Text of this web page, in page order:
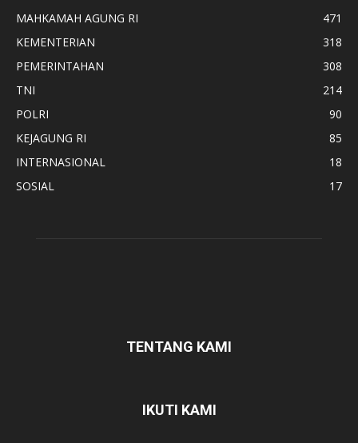
MAHKAMAH AGUNG RI
471
KEMENTERIAN
318
PEMERINTAHAN
308
TNI
214
POLRI
90
KEJAGUNG RI
85
INTERNASIONAL
18
SOSIAL
17
TENTANG KAMI
IKUTI KAMI